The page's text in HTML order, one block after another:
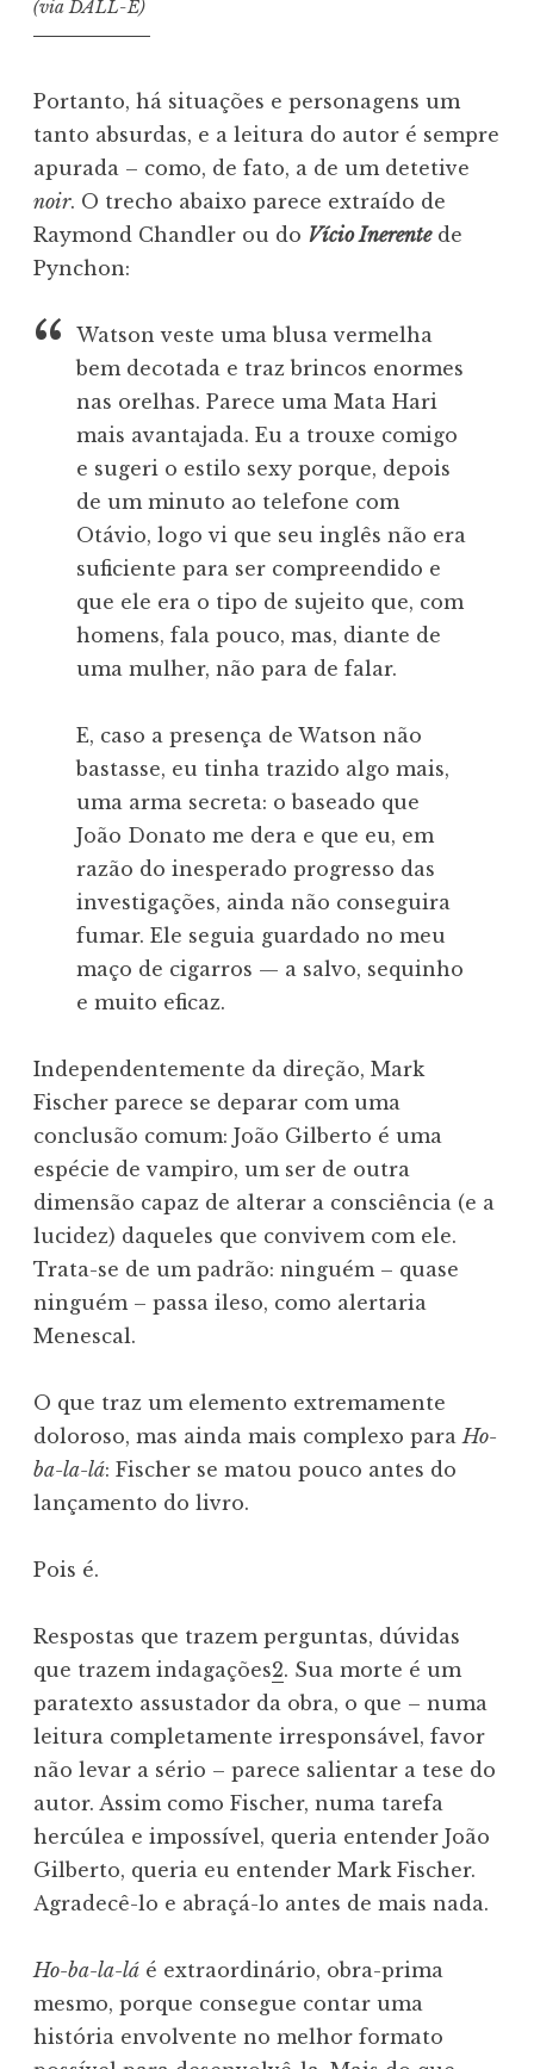
(via DALL-E)
Portanto, há situações e personagens um
tanto absurdas, e a leitura do autor é sempre
apurada – como, de fato, a de um detetive
noir. O trecho abaixo parece extraído de
Raymond Chandler ou do Vício Inerentede
Pynchon:
Watson veste uma blusa vermelha
bem decotada e traz brincos enormes
nas orelhas. Parece uma Mata Hari
mais avantajada. Eu a trouxe comigo
e sugeri o estilo sexy porque, depois
de um minuto ao telefone com
Otávio, logo vi que seu inglês não era
suficiente para ser compreendido e
que ele era o tipo de sujeito que, com
homens, fala pouco, mas, diante de
uma mulher, não para de falar.
E, caso a presença de Watson não
bastasse, eu tinha trazido algo mais,
uma arma secreta: o baseado que
João Donato me dera e que eu, em
razão do inesperado progresso das
investigações, ainda não conseguira
fumar. Ele seguia guardado no meu
maço de cigarros — a salvo, sequinho
e muito eficaz.
Independentemente da direção, Mark
Fischer parece se deparar com uma
conclusão comum: João Gilberto é uma
espécie de vampiro, um ser de outra
dimensão capaz de alterar a consciência (e a
lucidez) daqueles que convivem com ele.
Trata-se de um padrão: ninguém – quase
ninguém – passa ileso, como alertaria
Menescal.
O que traz um elemento extremamente
doloroso, mas ainda mais complexo paraHo-
ba-la-lá: Fischer se matou pouco antes do
lançamento do livro.
Pois é.
Respostas que trazem perguntas, dúvidas
que trazem indagações2. Sua morte é um
paratexto assustador da obra, o que – numa
leitura completamente irresponsável, favor
não levar a sério – parece salientar a tese do
autor. Assim como Fischer, numa tarefa
hercúlea e impossível, queria entender João
Gilberto, queria eu entender Mark Fischer.
Agradecê-lo e abraçá-lo antes de mais nada.
Ho-ba-la-lá é extraordinário, obra-prima
mesmo, porque consegue contar uma
história envolvente no melhor formato